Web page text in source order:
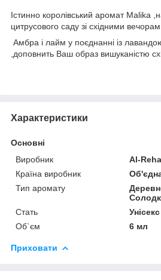
Істинно королівський аромат Malika
цитрусового саду зі східними
Амбра і лайм у поєднанні із
,доповнить Ваш образ вишуканістю
Характеристики
Основні
Виробник
Al-
Країна виробник
Тип аромату
Стать
Унісекс
Об`єм
6 мл
Приховати